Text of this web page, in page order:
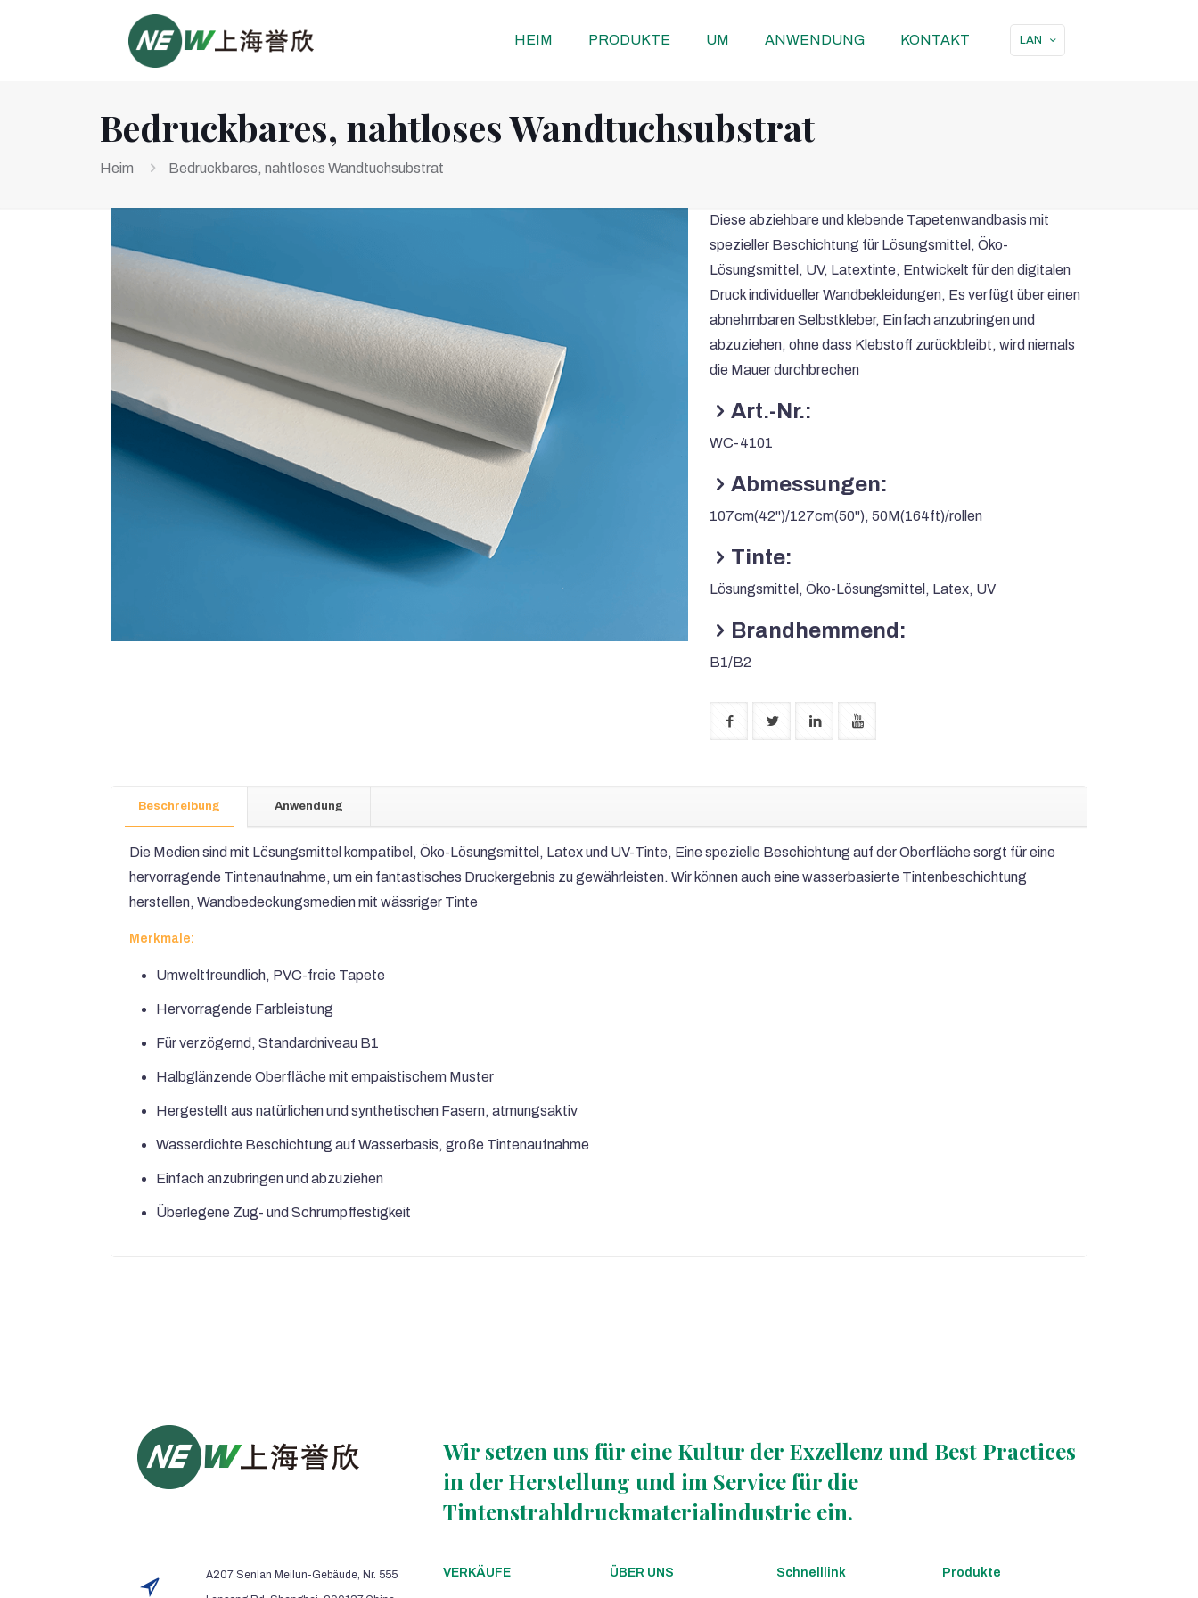
HEIM PRODUKTE UM ANWENDUNG KONTAKT LAN
Bedruckbares, nahtloses Wandtuchsubstrat
Heim Bedruckbares, nahtloses Wandtuchsubstrat
Diese abziehbare und klebende Tapetenwandbasis mit
spezieller Beschichtung für Lösungsmittel, Öko-
Lösungsmittel, UV, Latextinte, Entwickelt für den digitalen
Druck individueller Wandbekleidungen, Es verfügt über einen
abnehmbaren Selbstkleber, Einfach anzubringen und
abzuziehen, ohne dass Klebstoff zurückbleibt, wird niemals
die Mauer durchbrechen
Art.-Nr.:
WC-4101
Abmessungen:
107cm(42'')/127cm(50''), 50M(164ft)/rollen
Tinte:
Lösungsmittel, Öko-Lösungsmittel, Latex, UV
Brandhemmend:
B1/B2
Beschreibung Anwendung
Die Medien sind mit Lösungsmittel kompatibel, Öko-Lösungsmittel, Latex und UV-Tinte, Eine spezielle Beschichtung auf der Oberfläche sorgt für eine
hervorragende Tintenaufnahme, um ein fantastisches Druckergebnis zu gewährleisten. Wir können auch eine wasserbasierte Tintenbeschichtung
herstellen, Wandbedeckungsmedien mit wässriger Tinte
Merkmale:
Umweltfreundlich, PVC-freie Tapete
Hervorragende Farbleistung
Für verzögernd, Standardniveau B1
Halbglänzende Oberfläche mit empaistischem Muster
Hergestellt aus natürlichen und synthetischen Fasern, atmungsaktiv
Wasserdichte Beschichtung auf Wasserbasis, große Tintenaufnahme
Einfach anzubringen und abzuziehen
Überlegene Zug- und Schrumpffestigkeit
Wir setzen uns für eine Kultur der Exzellenz und Best Practices
in der Herstellung und im Service für die
Tintenstrahldruckmaterialindustrie ein.
A207 Senlan Meilun-Gebäude, Nr. 555
VERKÄUFE ÜBER UNS Schnelllink Produkte